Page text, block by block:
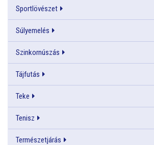
Sportlövészet
Súlyemelés
Szinkornúszás
Tájfutás
Teke
Tenisz
Természetjárás